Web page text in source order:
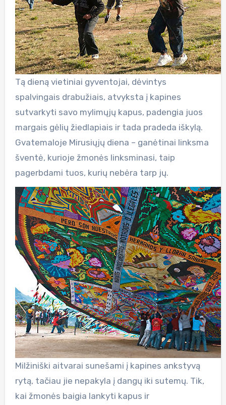
Tą dieną vietiniai gyventojai, dėvintys
spalvingais drabužiais, atvyksta į kapines
sutvarkyti savo mylimųjų kapus, padengia juos
margais gėlių žiedlapiais ir tada pradeda iškylą.
Gvatemaloje Mirusiųjų diena – ganėtinai linksma
šventė, kurioje žmonės linksminasi, taip
pagerbdami tuos, kurių nebėra tarp jų.
Milžiniški aitvarai sunešami į kapines ankstyvą
rytą, tačiau jie nepakyla į dangų iki sutemų. Tik,
kai žmonės baigia lankyti kapus ir